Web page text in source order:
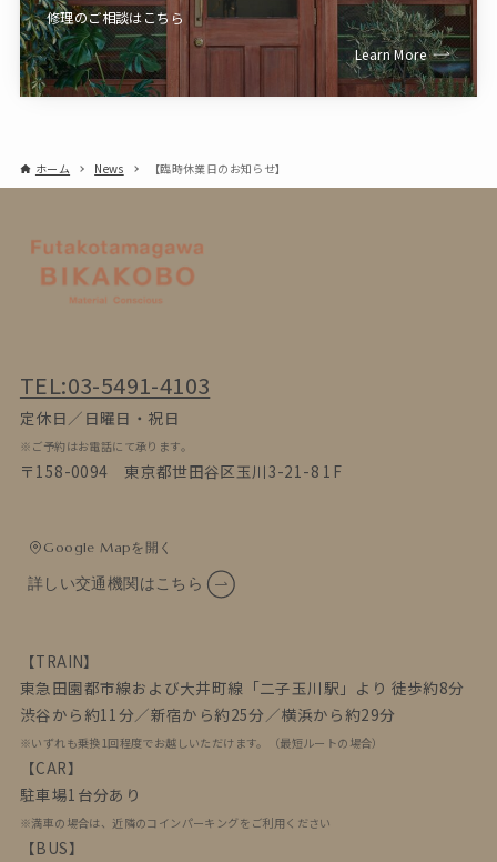
修理のご相談はこちら
Learn More
ホーム News 【臨時休業日のお知らせ】
TEL:03-5491-4103
定休日／日曜日・祝日
※ご予約はお電話にて承ります。
〒158-0094 東京都世田谷区玉川3-21-8 1F
Google Mapを開く
詳しい交通機関はこちら
【TRAIN】
東急田園都市線および大井町線「二子玉川駅」より 徒歩約8分
渋谷から約11分／新宿から約25分／横浜から約29分
※いずれも乗換1回程度でお越しいただけます。（最短ルートの場合）
【CAR】
駐車場1台分あり
※満車の場合は、近隣のコインパーキングをご利用ください
【BUS】